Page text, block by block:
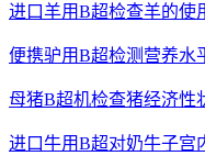
进口羊用B超检查羊的使
便携驴用B超检测营养水
母猪B超机检查猪经济性
进口牛用B超对奶牛子宫